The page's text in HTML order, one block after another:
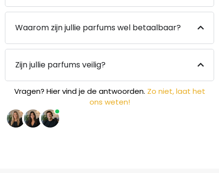
Waarom zijn jullie parfums wel betaalbaar?
Zijn jullie parfums veilig?
Vragen? Hier vind je de antwoorden. Zo niet, laat het
ons weten!